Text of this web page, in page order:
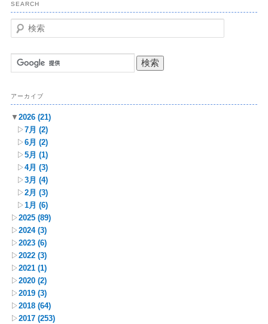
SEARCH
検
索
アーカイブ
▼ 2026 (21)
▷7月 (2)
▷6月 (2)
▷5月 (1)
▷4月 (3)
▷3月 (4)
▷2月 (3)
▷1月 (6)
▷2025 (89)
▷2024 (3)
▷2023 (6)
▷2022 (3)
▷2021 (1)
▷2020 (2)
▷2019 (3)
▷2018 (64)
▷2017 (253)